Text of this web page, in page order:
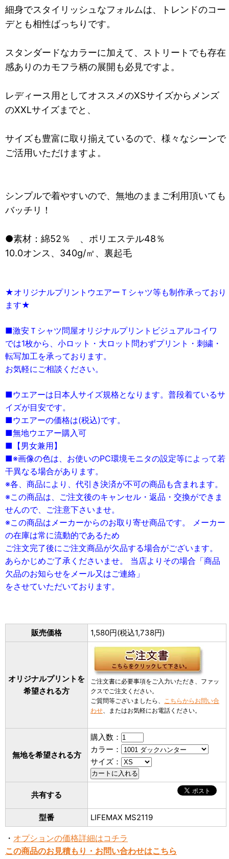
細身でスタイリッシュなフォルムは、トレンドのコー
デとも相性ばっちりです。
スタンダードなカラーに加えて、ストリートでも存在
感ありのカモフラ柄の展開も必見ですよ。
レディース用としてオススメのXSサイズからメンズ
のXXLサイズまでと、
サイズも豊富に取り揃えているので、様々なシーンで
ご活用いただけますよ。
シンプルで着やすいので、無地のままご利用頂いても
バッチリ！
●素材：綿52％ 、ポリエステル48％
10.0オンス、340g/㎡、裏起毛
★オリジナルプリントウエアーＴシャツ等も制作承っており
ます★
■激安Ｔシャツ問屋オリジナルプリントビジュアルコイワ
では1枚から、小ロット・大ロット問わずプリント・刺繍・
転写加工を承っております。
お気軽にご相談ください。
■ウエアーは日本人サイズ規格となります。普段着ているサ
イズが目安です。
■ウエアーの価格は(税込)です。
■無地ウエアー購入可
■【男女兼用】
■※画像の色は、お使いのPC環境モニタの設定等によって若
干異なる場合があります。
※各、商品により、代引き決済が不可の商品も含まれます。
※この商品は、ご注文後のキャンセル・返品・交換ができま
せんので、ご注意下さいませ。
※この商品はメーカーからのお取り寄せ商品です。 メーカー
の在庫は常に流動的であるため
ご注文完了後にご注文商品が欠品する場合がございます。
あらかじめご了承くださいませ。 当店よりその場合「商品
欠品のお知らせをメール又はご連絡」
をさせていただいております。
販売価格 1,580円(税込1,738円)
オリジナルプリントを
希望される方
ご注文書に必要事項をご入力いただき、ファッ
クスでご注文ください。
ご質問等ございましたら、 こちらからお問い合
わせ、またはお気軽にお電話ください。
無地を希望される方
購入数：
カラー：
サイズ：
共有する
型番 LIFEMAX MS2119
・ オプションの価格詳細はコチラ
この商品のお見積もり・お問い合わせはこちら